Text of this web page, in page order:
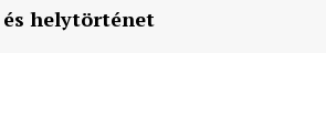
helytörténet